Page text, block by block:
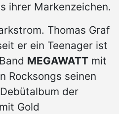
ihrer Markenzeichen.
Thomas Graf
er ein Teenager ist
MEGAWATT mit
Rocksongs seinen
der
Gold